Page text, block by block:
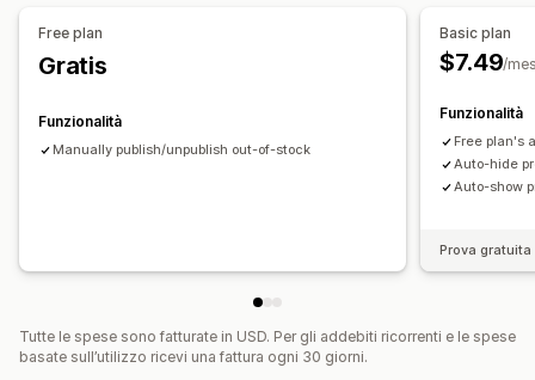
Free plan
Gratis
Funzionalità
Manually publish/unpublish out-of-stock
Basic plan
$7.49/
Funzionalità
Free plan's
Auto-hide
Auto-show
Prova
Tutte le spese sono fatturate in USD. Per gli addebiti ricorrenti e le spese
basate sull’utilizzo ricevi una fattura ogni 30 giorni.